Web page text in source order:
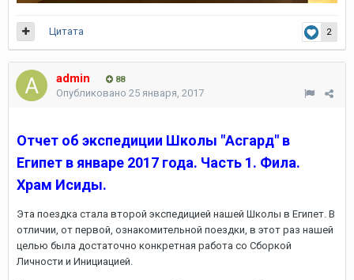
2
Цитата
admin 88
Опубликовано 25 января, 2017
Отчет об экспедиции Школы "Асгард" в
Египет в январе 2017 года. Часть 1. Фила.
Храм Исиды.
Эта поездка стала второй экспедицией нашей Школы в Египет. В
отличии, от первой, ознакомительной поездки, в этот раз нашей
целью была достаточно конкретная работа со Сборкой
Личности и Инициацией.